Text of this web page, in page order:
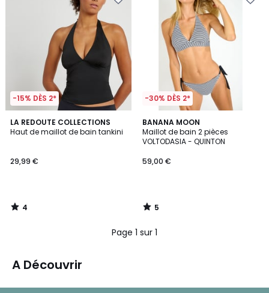
-15% DÈS 2*
LA REDOUTE COLLECTIONS
Haut de maillot de bain tankini
29,99 €
4
/
4
/
-30% DÈS 2*
BANANA MOON
Maillot de bain 2 pièces
VOLTODASIA - QUINTON
59,00 €
5
/
5
5
/
Page 1 sur 1
A Découvrir